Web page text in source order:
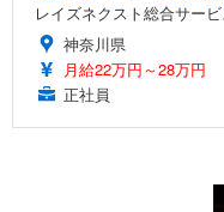
レイズネクスト総合サー
神奈川県
月給22万円～28万円
正社員